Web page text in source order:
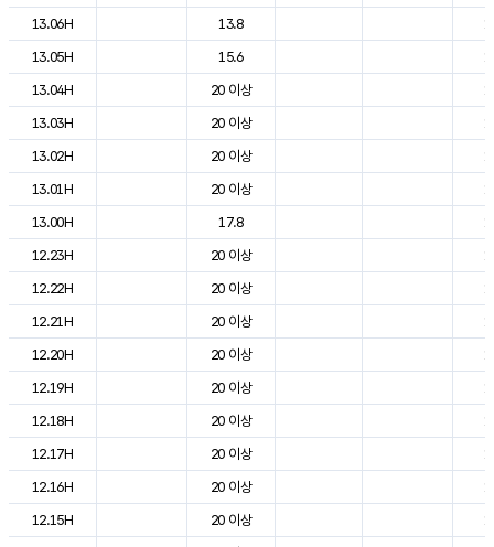
13.06H
13.8
13.05H
15.6
13.04H
20 이상
13.03H
20 이상
13.02H
20 이상
13.01H
20 이상
13.00H
17.8
12.23H
20 이상
12.22H
20 이상
12.21H
20 이상
12.20H
20 이상
12.19H
20 이상
12.18H
20 이상
12.17H
20 이상
12.16H
20 이상
12.15H
20 이상